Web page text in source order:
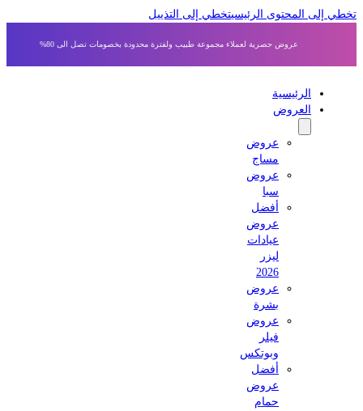
إلى المحتوى الرئيسي تخطي إلى التذييل
عروض حصرية لعملاء مجموعة طبيب ولفترة محدودة بخصومات تصل الى 80%
الرئيسية
العروض
عروض
مساج
عروض
أفضل
عروض
عيادات
2026
عروض
بشرة
عروض
وبوتكس
أفضل
عروض
حمام